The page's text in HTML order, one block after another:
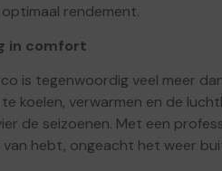
rendement.
in comfort
is tegenwoordig veel meer
te koelen, verwarmen en de
de seizoenen. Met een
van hebt, ongeacht het weer